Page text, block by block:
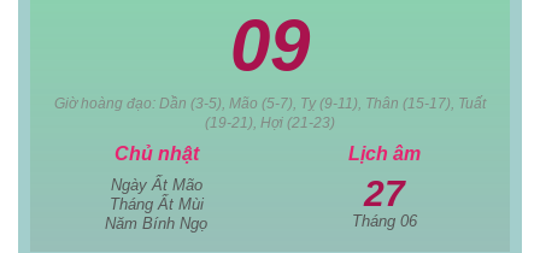
09
Giờ hoàng đạo: Dần (3-5), Mão (5-7), Tỵ (9-11), Thân (15-17), Tuất
(19-21), Hợi (21-23)
Chủ nhật
Ngày Ất Mão
Tháng Ất Mùi
Năm Bính Ngọ
Lịch âm
27
Tháng 06